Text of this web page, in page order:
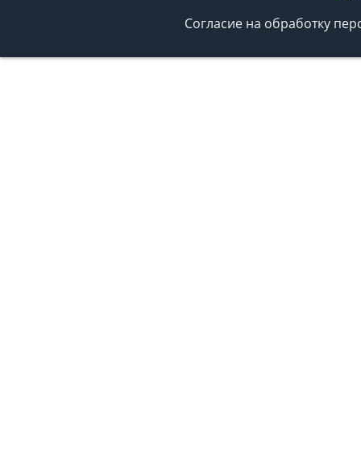
Согласие на обработку